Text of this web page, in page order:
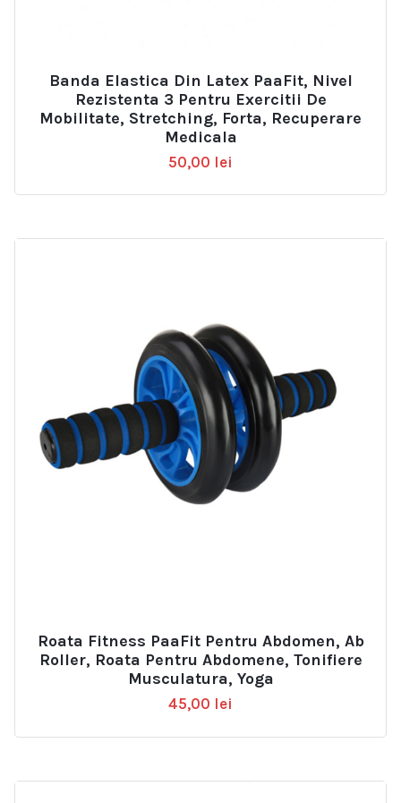
Banda Elastica Din Latex PaaFit, Nivel
Rezistenta 3 Pentru Exercitii De
Mobilitate, Stretching, Forta, Recuperare
Medicala
50,00 lei
Roata Fitness PaaFit Pentru Abdomen, Ab
Roller, Roata Pentru Abdomene, Tonifiere
Musculatura, Yoga
45,00 lei